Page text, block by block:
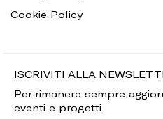
Cookie Policy
ISCRIVITI ALLA
Per rimanere sempre
eventi e progetti.